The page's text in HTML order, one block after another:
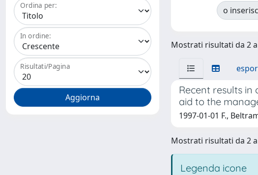
Ordina per:
In ordine:
Risultati/Pagina
o
Mostrati risultati da 2
Recent results
aid to the
1997-01-01 F.,
Mostrati risultati da 2
Legenda icone